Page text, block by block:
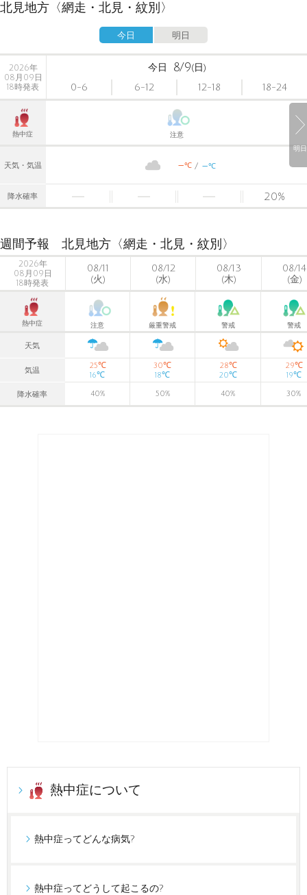
北見地方〈網走・北見・紋別〉
今日 明日
明日
2026年
08月09日
18時発表
今日 8/9(日)
0-6
6-12 12-18 18-24
熱中症 注意
天気・気温 -℃ -℃
降水確率 20%
週間予報 北見地方〈網走・北見・紋別〉
2026年
08月09日
18時発表
08/11
(火)
08/12
(水)
08/13
(木)
08/14
(金)
熱中症 注意 厳重警戒 警戒 警戒
天気
気温
25℃
16℃
30℃
18℃
28℃
20℃
29℃
19℃
降水確率 40% 50% 40% 30%
熱中症について
熱中症ってどんな病気?
熱中症ってどうして起こるの?